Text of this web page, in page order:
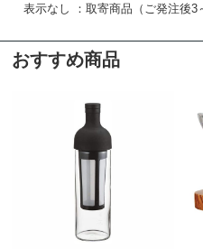
表示なし ：取寄商品（ご発注後3
おすすめ商品